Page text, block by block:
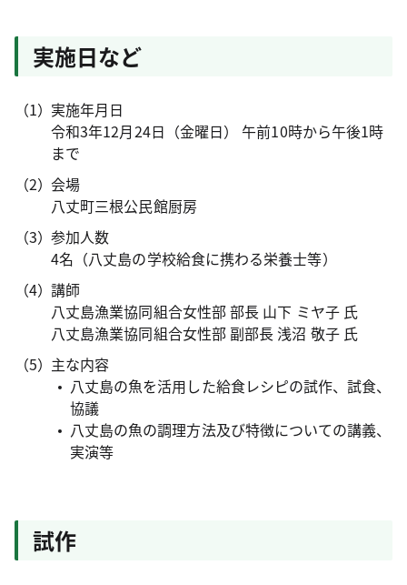
実施日など
実施年月日
令和3年12月24日（金曜日） 午前10時から午後1時
まで
会場
八丈町三根公民館厨房
参加人数
4名（八丈島の学校給食に携わる栄養士等）
講師
八丈島漁業協同組合女性部 部長 山下 ミヤ子 氏
八丈島漁業協同組合女性部 副部長 浅沼 敬子 氏
主な内容
八丈島の魚を活用した給食レシピの試作、試食、
協議
八丈島の魚の調理方法及び特徴についての講義、
実演等
試作